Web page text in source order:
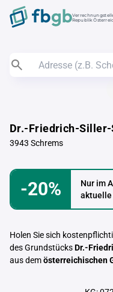
Republik
Dr.-Friedrich-
3943 Schrems
-20%
Nur im
aktuelle
Holen Sie sich
des GrundstücksDr.-
aus demösterreichischen